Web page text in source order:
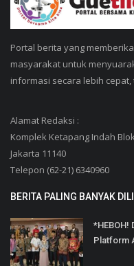
Portal berita yang
masyarakat untuk
informasi secara lebih
Alamat Redaksi :
Komplek Ketapang Indah
Jakarta 11140
Telepon (62-21) 6340960
BERITA PALING BANYAK
*HEBOH!
Platform